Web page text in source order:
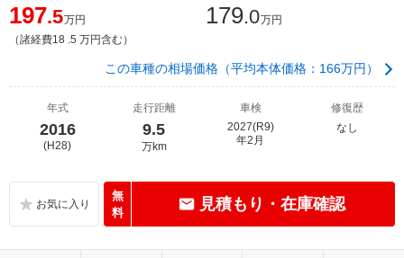
197.5万円
（諸経費18 .5 万円含む）
179.0万円
この車種の相場価格（平均本体価格：166万円）
年式
2016
(H28)
走行距離
9.5
万km
車検
2027(R9)
年2月
修復歴
なし
無
料
見積もり・在庫確認